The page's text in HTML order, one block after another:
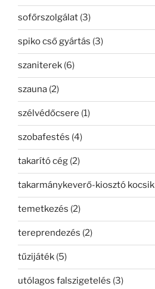
sofőrszolgálat (3)
spiko cső gyártás (3)
szaniterek (6)
szauna (2)
szélvédőcsere (1)
szobafestés (4)
takarító cég (2)
takarmánykeverő-kiosztó kocsik
temetkezés (2)
tereprendezés (2)
tűzijáték (5)
utólagos falszigetelés (3)